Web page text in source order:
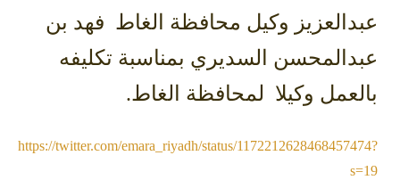
عبدالعزيز وكيل محافظة الغاط فهد بن
عبدالمحسن السديري بمناسبة تكليفه
بالعمل وكيلا لمحافظة الغاط.
https://twitter.com/emara_riyadh/status/1172212628468457474?
s=19